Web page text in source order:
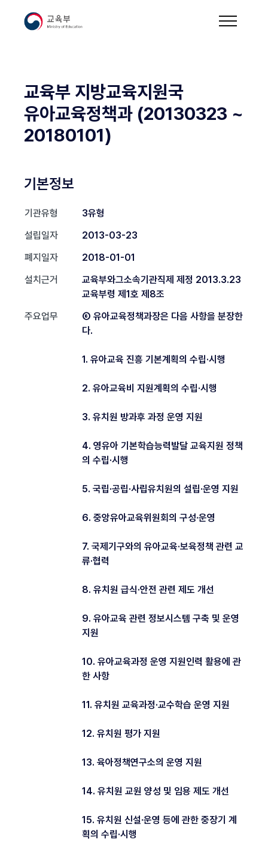
교육부 지방교육지원국
유아교육정책과 (20130323 ~
20180101)
기본정보
기관유형
3유형
설립일자
2013-03-23
폐지일자
2018-01-01
설치근거
교육부와그소속기관직제 제정 2013.3.23
교육부령 제1호 제8조
주요업무
⑥ 유아교육정책과장은 다음 사항을 분장한
다.
1. 유아교육 진흥 기본계획의 수립·시행
2. 유아교육비 지원계획의 수립·시행
3. 유치원 방과후 과정 운영 지원
4. 영유아 기본학습능력발달 교육지원 정책
의 수립·시행
5. 국립·공립·사립유치원의 설립·운영 지원
6. 중앙유아교육위원회의 구성·운영
7. 국제기구와의 유아교육·보육정책 관련 교
류·협력
8. 유치원 급식·안전 관련 제도 개선
9. 유아교육 관련 정보시스템 구축 및 운영
지원
10. 유아교육과정 운영 지원인력 활용에 관
한 사항
11. 유치원 교육과정·교수학습 운영 지원
12. 유치원 평가 지원
13. 육아정책연구소의 운영 지원
14. 유치원 교원 양성 및 임용 제도 개선
15. 유치원 신설·운영 등에 관한 중장기 계
획의 수립·시행